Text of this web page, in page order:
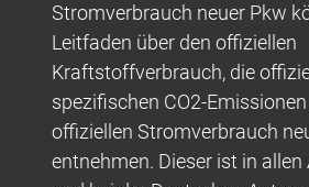
Stromverbrauch neuer Pkw
Leitfaden über den offiziellen
Kraftstoffverbrauch, die
spezifischen CO2-
offiziellen Stromverbrauch
entnehmen. Dieser ist in